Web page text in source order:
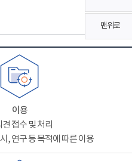
맨위로
이용
견 접수 및 처리
, 연구 등 목적에 따른 이용